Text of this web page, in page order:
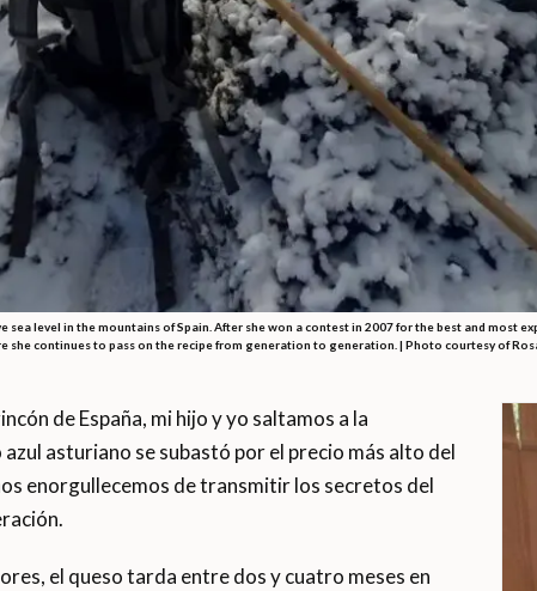
sea level in the mountains of Spain. After she won a contest in 2007 for the best and most
she continues to pass on the recipe from generation to generation. | Photo courtesy of
de España, mi hijo y yo saltamos a la
asturiano se subastó por el precio más alto del
enorgullecemos de transmitir los secretos del
el queso tarda entre dos y cuatro meses en